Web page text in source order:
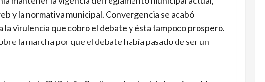
y la normativa municipal. Convergencia se acabó
virulencia que cobró el debate y ésta tampoco prosperó.
la marcha por que el debate había pasado de ser un